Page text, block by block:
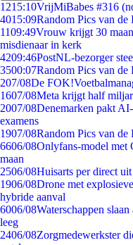
1215:10VrijMiBabes #316
4015:09Random Pics van de
1109:49Vrouw krijgt 30
misdienaar in kerk
4209:46PostNL-bezorger
3500:07Random Pics van de
207/08De
1607/08Meta krijgt half
2007/08Denemarken pakt
examens
1907/08Random Pics van de
6606/08Onlyfans-model met
maan
2506/08Huisarts per direct
1906/08Drone met
hybride aanval
6006/08Waterschappen
leeg
2406/08Zorgmedewerkster